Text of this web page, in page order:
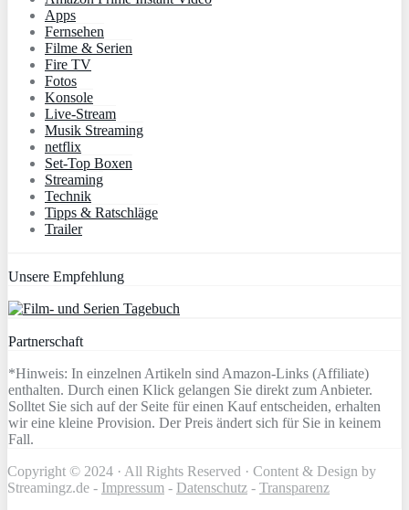
Apps
Fernsehen
Filme & Serien
Fire TV
Fotos
Konsole
Live-Stream
Musik Streaming
netflix
Set-Top Boxen
Streaming
Technik
Tipps & Ratschläge
Trailer
Unsere Empfehlung
Partnerschaft
*Hinweis: In einzelnen Artikeln sind Amazon-Links (Affiliate)
enthalten. Durch einen Klick gelangen Sie direkt zum Anbieter.
Solltet Sie sich auf der Seite für einen Kauf entscheiden, erhalten
wir eine kleine Provision. Der Preis ändert sich für Sie in keinem
Fall.
Copyright © 2024 · All Rights Reserved · Content & Design by
Streamingz.de - Impressum - Datenschutz - Transparenz